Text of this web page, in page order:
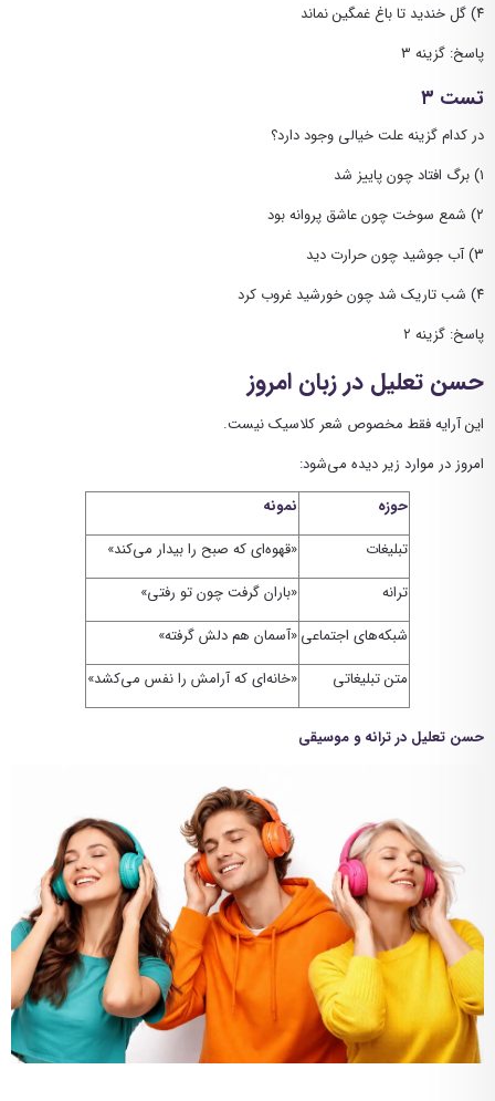
۴) گل خندید تا باغ غمگین نماند
پاسخ: گزینه ۳
تست ۳
در کدام گزینه علت خیالی وجود دارد؟
۱) برگ افتاد چون پاییز شد
۲) شمع سوخت چون عاشق پروانه بود
۳) آب جوشید چون حرارت دید
۴) شب تاریک شد چون خورشید غروب کرد
پاسخ: گزینه ۲
حسن تعلیل در زبان امروز
این آرایه فقط مخصوص شعر کلاسیک نیست.
امروز در موارد زیر دیده می‌شود:
حوزه
نمونه
تبلیغات
«قهوه‌ای که صبح را بیدار می‌کند»
ترانه
«باران گرفت چون تو رفتی»
شبکه‌های اجتماعی«آسمان هم دلش گرفته»
متن تبلیغاتی
«خانه‌ای که آرامش را نفس می‌کشد»
حسن تعلیل در ترانه و موسیقی